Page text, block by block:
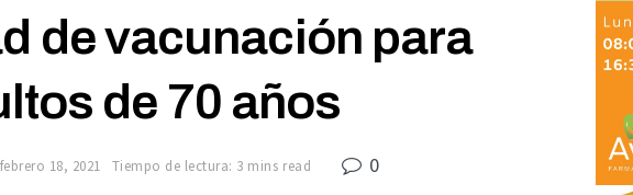
de vacunación para
de 70 años
febrero 18, 2021 Tiempo de lectura: 3 mins read 0